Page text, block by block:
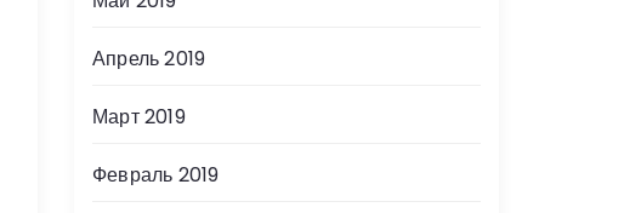
Апрель 2019
Март 2019
Февраль 2019